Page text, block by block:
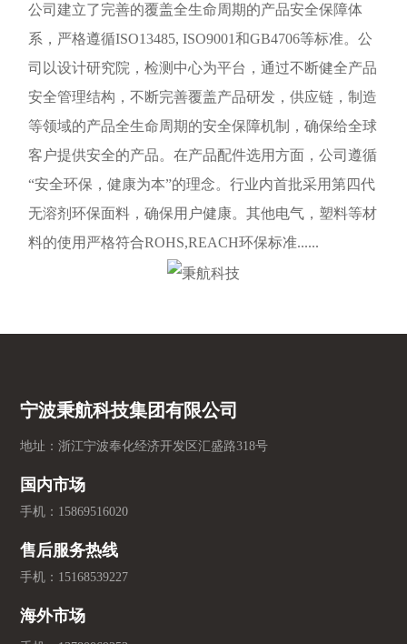
公司建立了完善的覆盖全生命周期的产品安全保障体
系，严格遵循ISO13485, ISO9001和GB4706等标准。公
司以设计研究院，检测中心为平台，通过不断健全产品
安全管理结构，不断完善覆盖产品研发，供应链，制造
等领域的产品全生命周期的安全保障机制，确保给全球
客户提供安全的产品。在产品配件选用方面，公司遵循
“安全环保，健康为本”的理念。行业内首批采用第四代
无溶剂环保面料，确保用户健康。其他电气，塑料等材
料的使用严格符合ROHS,REACH环保标准......
宁波秉航科技集团有限公司
地址：浙江宁波奉化经济开发区汇盛路318号
国内市场
手机： 15869516020
售后服务热线
手机： 15168539227
海外市场